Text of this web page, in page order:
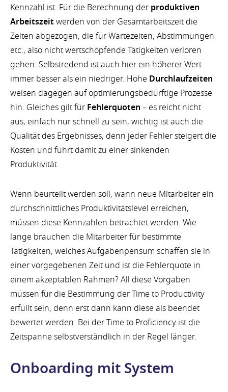
Kennzahl ist. Für die Berechnung der produktiven
Arbeitszeit werden von der Gesamtarbeitszeit die
Zeiten abgezogen, die für Wartezeiten, Abstimmungen
etc., also nicht wertschöpfende Tätigkeiten verloren
gehen. Selbstredend ist auch hier ein höherer Wert
immer besser als ein niedriger. Hohe Durchlaufzeiten
weisen dagegen auf optimierungsbedürftige Prozesse
hin. Gleiches gilt für Fehlerquoten – es reicht nicht
aus, einfach nur schnell zu sein, wichtig ist auch die
Qualität des Ergebnisses, denn jeder Fehler steigert die
Kosten und führt damit zu einer sinkenden
Produktivität.
Wenn beurteilt werden soll, wann neue Mitarbeiter ein
durchschnittliches Produktivitätslevel erreichen,
müssen diese Kennzahlen betrachtet werden. Wie
lange brauchen die Mitarbeiter für bestimmte
Tätigkeiten, welches Aufgabenpensum schaffen sie in
einer vorgegebenen Zeit und ist die Fehlerquote in
einem akzeptablen Rahmen? All diese Vorgaben
müssen für die Bestimmung der Time to Productivity
erfüllt sein, denn erst dann kann diese als beendet
bewertet werden. Bei der Time to Proficiency ist die
Zeitspanne selbstverständlich in der Regel länger.
Onboarding mit System